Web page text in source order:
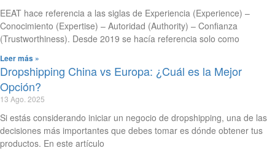
EEAT hace referencia a las siglas de Experiencia (Experience) –
Conocimiento (Expertise) – Autoridad (Authority) – Confianza
(Trustworthiness). Desde 2019 se hacía referencia solo como
Leer más »
Dropshipping China vs Europa: ¿Cuál es la Mejor
Opción?
13 Ago. 2025
Si estás considerando iniciar un negocio de dropshipping, una de las
decisiones más importantes que debes tomar es dónde obtener tus
productos. En este artículo